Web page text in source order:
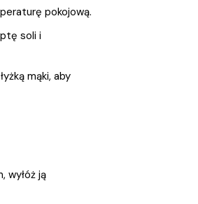
pokojową.
soli i
mąki, aby
wyłóż ją